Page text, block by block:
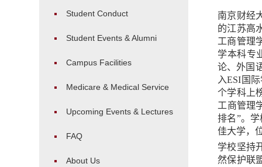
Student Conduct
Student Events & Alumni
Campus Facilities
Medicare & Medical Service
Upcoming Events & Lectures
FAQ
About Us
南京财经
的江苏高
工商管理
学本科专
论、外国
入ESI 国
个学科上
工商管理
排名”。学
佳大学，
学校坚持
然保护联